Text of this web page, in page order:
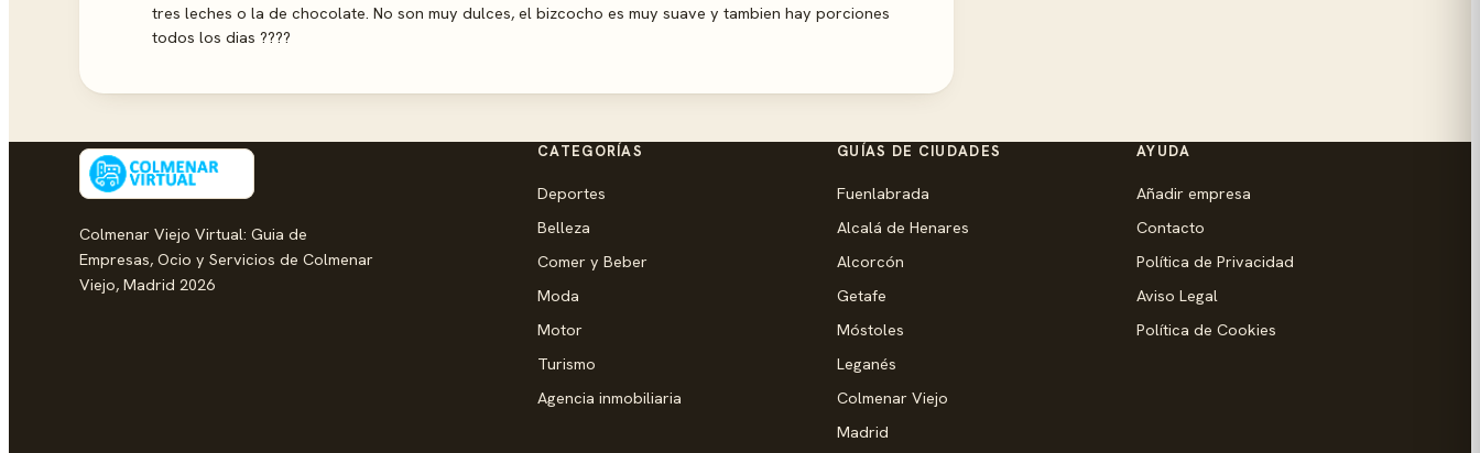
tres leches o la de chocolate. No son muy dulces, el bizcocho es muy suave y tambien hay porciones
todos los dias ????
Colmenar Viejo Virtual: Guia de
Empresas, Ocio y Servicios de Colmenar
Viejo, Madrid 2026
CATEGORÍAS
Deportes
Belleza
Comer y Beber
Moda
Motor
Turismo
Agencia inmobiliaria
GUÍAS DE CIUDADES
Fuenlabrada
Alcalá de Henares
Alcorcón
Getafe
Móstoles
Leganés
Colmenar Viejo
Madrid
AYUDA
Añadir empresa
Contacto
Política de Privacidad
Aviso Legal
Política de Cookies